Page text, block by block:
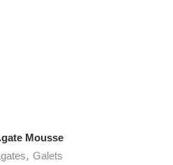
Mousse
,Galets